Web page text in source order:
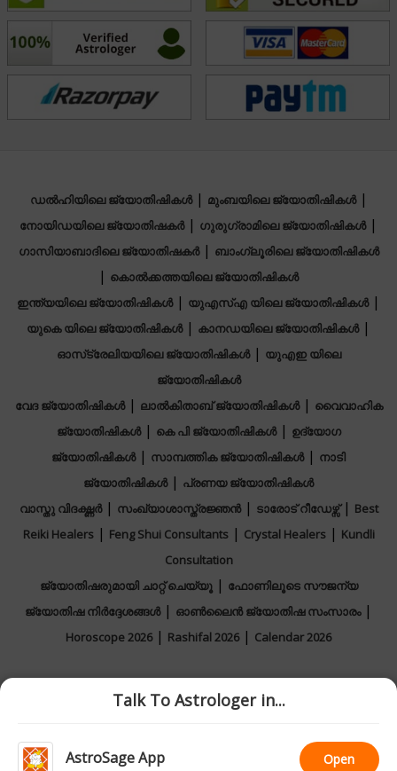
വിദ്യാഭ്യാസം
N/A
Vedic,Lal Kitab,Vastu,Face Reading
ഡൽഹിയിലെ ജ്യോതിഷികൾ| മുംബയിലെ ജ്യോതിഷികൾ|
നോയിഡയിലെ ജ്യോതിഷകർ| ഗുരുഗ്രാമിലെ ജ്യോതിഷികൾ|
ഗാസിയാബാദിലെ ജ്യോതിഷകർ| ബാംഗ്ലൂരിലെ ജ്യോതിഷികൾ
| കൊൽക്കത്തയിലെ ജ്യോതിഷികൾ
ഇന്ത്യയിലെ ജ്യോതിഷികൾ| യുഎസ്എ യിലെ ജ്യോതിഷികൾ|
യുകെ യിലെ ജ്യോതിഷികൾ| കാനഡയിലെ ജ്യോതിഷികൾ|
ഓസ്‌ട്രേലിയയിലെ ജ്യോതിഷികൾ| യുഎഇ യിലെ
ജ്യോതിഷികൾ
വേദ ജ്യോതിഷികൾ| ലാൽകിതാബ്‌ ജ്യോതിഷികൾ| വൈവാഹിക
ജ്യോതിഷികൾ| കെ പി ജ്യോതിഷികൾ| ഉദ്യോഗ
ജ്യോതിഷികൾ| സാമ്പത്തിക ജ്യോതിഷികൾ| നാടി
ജ്യോതിഷികൾ| പ്രണയ ജ്യോതിഷികൾ
വാസ്തു വിദഗ്ദ്ധർ| സംഖ്യാശാസ്ത്രജ്ഞൻ| ടാരോട് റീഡേഴ്സ്| Best
Reiki Healers| Feng Shui Consultants| Crystal Healers| Kundli
Consultation
ജ്യോതിഷരുമായി ചാറ്റ് ചെയ്യൂ| ഫോണിലൂടെ സൗജന്യ
ജ്യോതിഷ നിർദ്ദേശങ്ങൾ| ഓൺലൈൻ ജ്യോതിഷ സംസാരം|
Horoscope 2026| Rashifal 2026| Calendar 2026
സ്വകാര്യ നയങ്ങൾ വ്യവസ്ഥകളും നിബന്ധനങ്ങളും
Talk To Astrologer in...
AstroSage App Open